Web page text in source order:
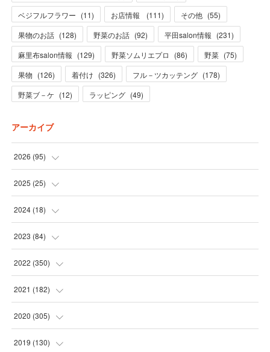
ベジフルフラワー (11) お店情報 (111) その他 (55)
果物のお話 (128) 野菜のお話 (92) 平田salon情報 (231)
麻里布salon情報 (129) 野菜ソムリエプロ (86) 野菜 (75)
果物 (126) 着付け (326) フル－ツカッテング (178)
野菜ブ－ケ (12) ラッピング (49)
アーカイブ
2026 (95)
(5
(31 )
(28
(31
2025 (25)
(3
(19 )
(1)
(1)
2024(18)
(1
(12
(2)
(1)
2023 (84)
(1)
(24
(24
(1)
2022 (350)
(16
(30
(31
2021 (182)
(25
(17
2020 (305)
(31
2019 (130)